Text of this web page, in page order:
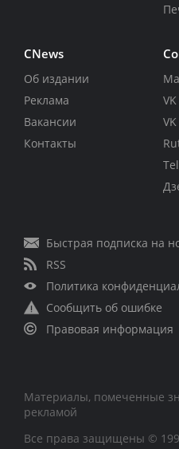
CNews
Об издании
Реклама
Вакансии
Контакты
VK
Быстрая подписка на
RSS
Политика
Сообщить об ошибке
Правовая информация
Материалы, помеченные
рекламой
Все права защищены ©